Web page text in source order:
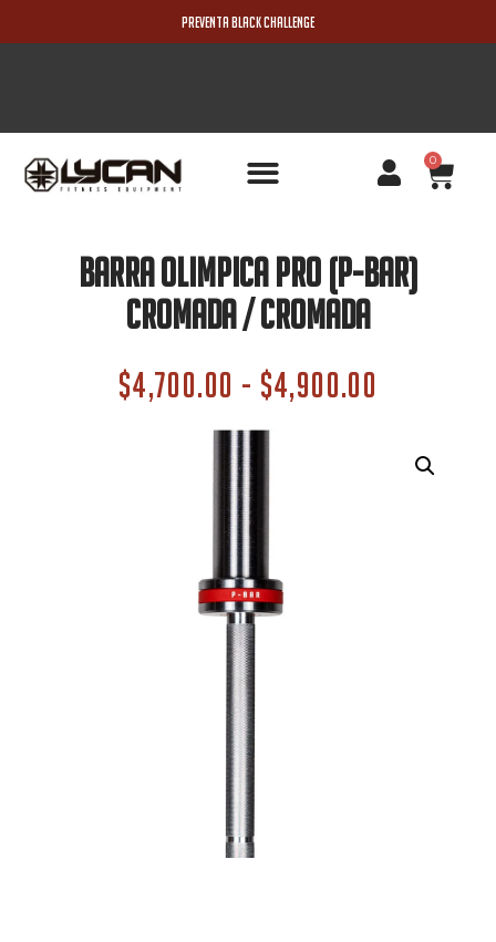
PREVENTA BLACK CHALLENGE
0
Barra Olimpica Pro (P-Bar)
Cromada / Cromada
$4,700.00 - $4,900.00